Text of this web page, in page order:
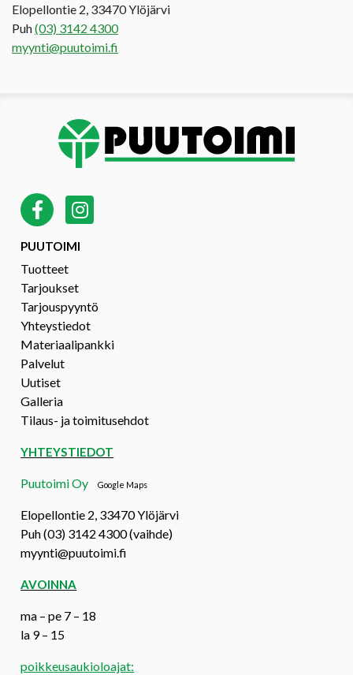
Elopellontie 2, 33470 Ylöjärvi
Puh(03) 3142 4300
myynti@puutoimi.fi
PUUTOIMI
Tuotteet
Tarjoukset
Tarjouspyyntö
Yhteystiedot
Materiaalipankki
Palvelut
Uutiset
Galleria
Tilaus- ja toimitusehdot
YHTEYSTIEDOT
Puutoimi OyGoogle Maps
Elopellontie 2, 33470 Ylöjärvi
Puh (03) 3142 4300 (vaihde)
myynti@puutoimi.fi
AVOINNA
ma – pe 7 – 18
la 9 – 15
poikkeusaukioloajat: